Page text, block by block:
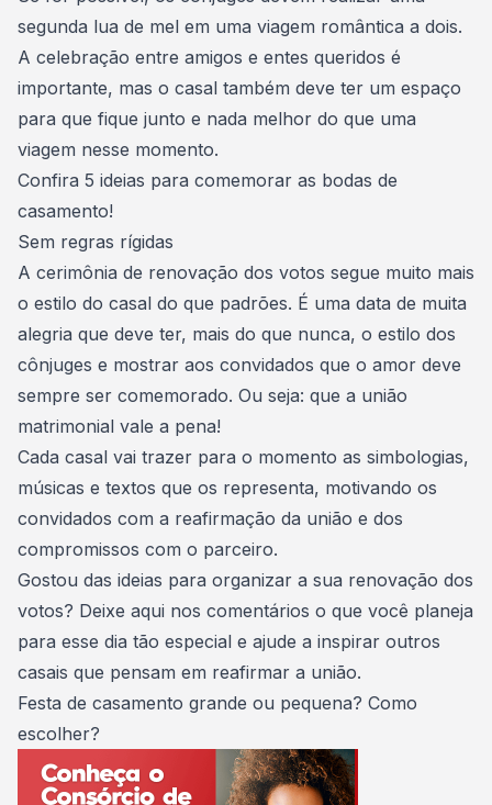
segunda lua de mel em uma viagem romântica a dois.
A celebração entre amigos e entes queridos é
importante, mas o casal também deve ter um espaço
para que fique junto e nada melhor do que uma
viagem nesse momento.
Confira 5 ideias para comemorar as bodas de
casamento!
Sem regras rígidas
A cerimônia de renovação dos votos segue muito mais
o estilo do casal do que padrões. É uma data de muita
alegria que deve ter, mais do que nunca, o estilo dos
cônjuges e mostrar aos convidados que o amor deve
sempre ser comemorado. Ou seja: que a união
matrimonial vale a pena!
Cada casal vai trazer para o momento as simbologias,
músicas e textos que os representa, motivando os
convidados com a reafirmação da união e dos
compromissos com o parceiro.
Gostou das ideias para organizar a sua renovação dos
votos? Deixe aqui nos comentários o que você planeja
para esse dia tão especial e ajude a inspirar outros
casais que pensam em reafirmar a união.
Festa de casamento grande ou pequena? Como
escolher?